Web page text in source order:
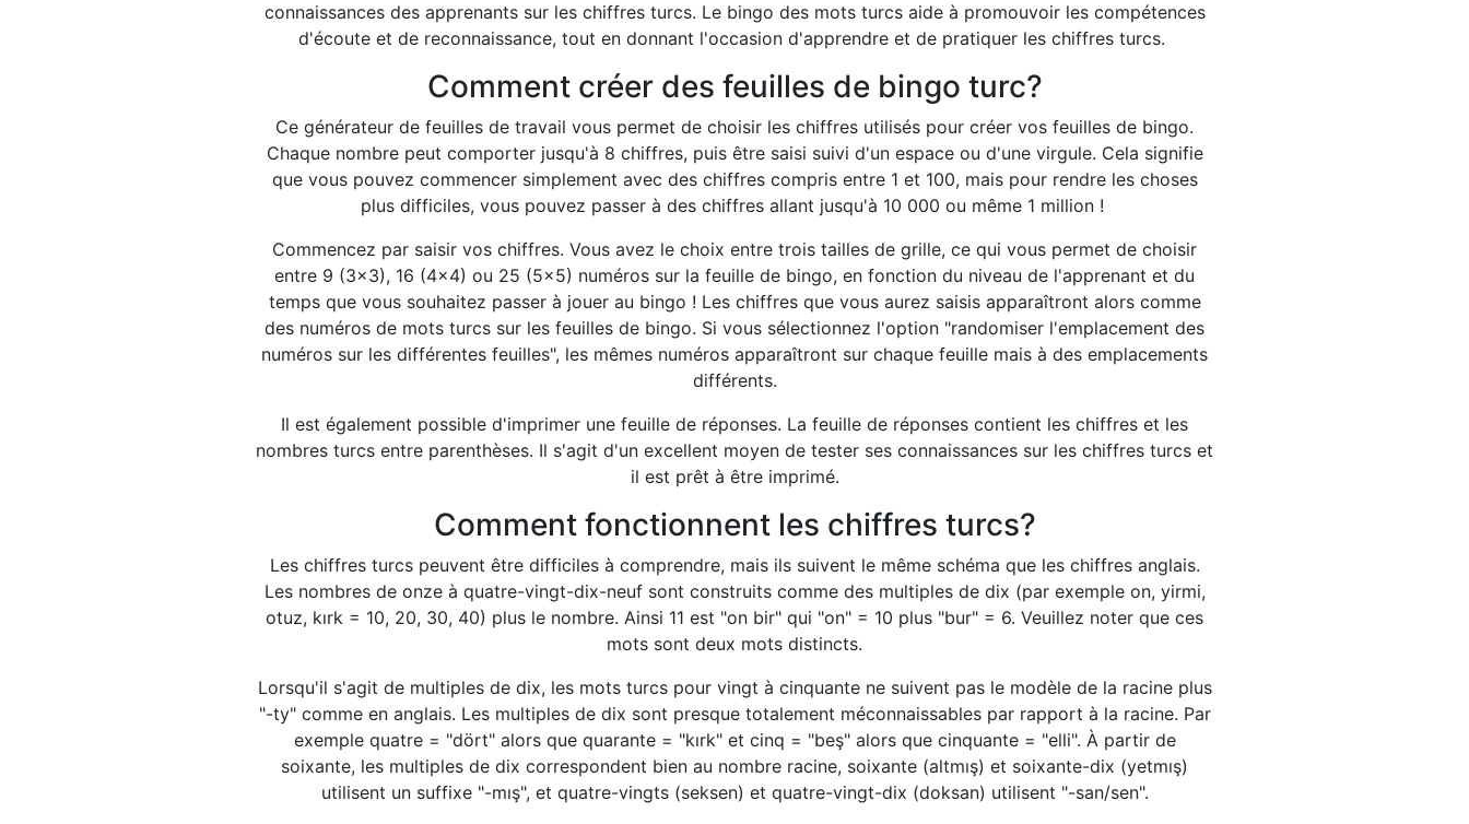
connaissances des apprenants sur les chiffres turcs. Le bingo des mots turcs aide à promouvoir les compétences
d'écoute et de reconnaissance, tout en donnant l'occasion d'apprendre et de pratiquer les chiffres turcs.
Comment créer des feuilles de bingo turc?
Ce générateur de feuilles de travail vous permet de choisir les chiffres utilisés pour créer vos feuilles de bingo.
Chaque nombre peut comporter jusqu'à 8 chiffres, puis être saisi suivi d'un espace ou d'une virgule. Cela signifie
que vous pouvez commencer simplement avec des chiffres compris entre 1 et 100, mais pour rendre les choses
plus difficiles, vous pouvez passer à des chiffres allant jusqu'à 10 000 ou même 1 million !
Commencez par saisir vos chiffres. Vous avez le choix entre trois tailles de grille, ce qui vous permet de choisir
entre 9 (3x3), 16 (4x4) ou 25 (5x5) numéros sur la feuille de bingo, en fonction du niveau de l'apprenant et du
temps que vous souhaitez passer à jouer au bingo ! Les chiffres que vous aurez saisis apparaîtront alors comme
des numéros de mots turcs sur les feuilles de bingo. Si vous sélectionnez l'option "randomiser l'emplacement des
numéros sur les différentes feuilles", les mêmes numéros apparaîtront sur chaque feuille mais à des emplacements
différents.
Il est également possible d'imprimer une feuille de réponses. La feuille de réponses contient les chiffres et les
nombres turcs entre parenthèses. Il s'agit d'un excellent moyen de tester ses connaissances sur les chiffres turcs et
il est prêt à être imprimé.
Comment fonctionnent les chiffres turcs?
Les chiffres turcs peuvent être difficiles à comprendre, mais ils suivent le même schéma que les chiffres anglais.
Les nombres de onze à quatre-vingt-dix-neuf sont construits comme des multiples de dix (par exemple on, yirmi,
otuz, kırk = 10, 20, 30, 40) plus le nombre. Ainsi 11 est "on bir" qui "on" = 10 plus "bur" = 6. Veuillez noter que ces
mots sont deux mots distincts.
Lorsqu'il s'agit de multiples de dix, les mots turcs pour vingt à cinquante ne suivent pas le modèle de la racine plus
"-ty" comme en anglais. Les multiples de dix sont presque totalement méconnaissables par rapport à la racine. Par
exemple quatre = "dört" alors que quarante = "kırk" et cinq = "beş" alors que cinquante = "elli". À partir de
soixante, les multiples de dix correspondent bien au nombre racine, soixante (altmış) et soixante-dix (yetmış)
utilisent un suffixe "-mış", et quatre-vingts (seksen) et quatre-vingt-dix (doksan) utilisent "-san/sen".